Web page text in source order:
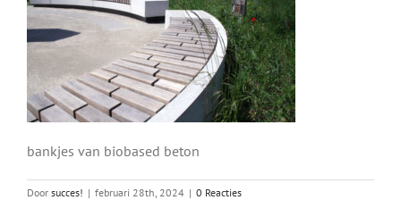
bankjes van biobased beton
Door succes! | februari 28th, 2024 | 0 Reacties